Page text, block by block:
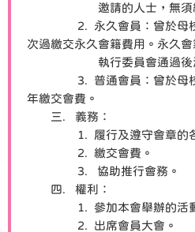
邀請的人士，無須繳
2. 永久會員：曾於母校
次過繳交永久會籍費用。永久會
執行委員會通過後決
3. 普通會員：曾於母校
年繳交會費。
三. 義務：
1. 履行及遵守會章的各
2. 繳交會費。
3. 協助推行會務。
四. 權利：
1. 參加本會舉辦的活動
2. 出席會員大會。